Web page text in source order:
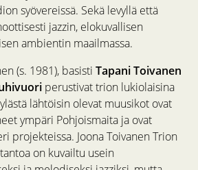
syövereissä. Sekä levyllä että
jazzin, elokuvallisen
ambientin maailmassa.
(s. 1981), basisti Tapani Toivanen
perustivat trion lukiolaisina
lähtöisin olevat muusikot ovat
ympäri Pohjoismaita ja ovat
projekteissa. Joona Toivanen Trion
on kuvailtu usein